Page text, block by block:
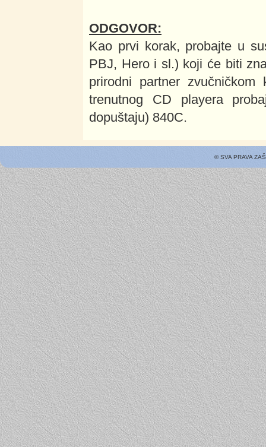
ODGOVOR:
Kao prvi korak, probajte u
PBJ, Hero i sl.) koji će biti
prirodni partner zvučničkom
trenutnog CD playera
dopuštaju) 840C.
© SVA PRAVA